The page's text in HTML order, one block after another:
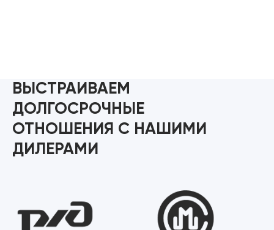
ВЫСТРАИВАЕМ
ДОЛГОСРОЧНЫЕ
ОТНОШЕНИЯ С НАШИМИ
ДИЛЕРАМИ